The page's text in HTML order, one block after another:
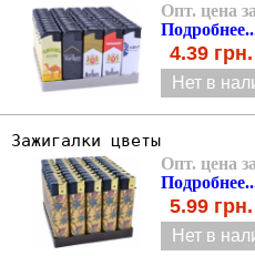
Опт. цена
4.39 грн.
Нет в
Зажигалки цветы
Опт. цена
5.99 грн.
Нет в